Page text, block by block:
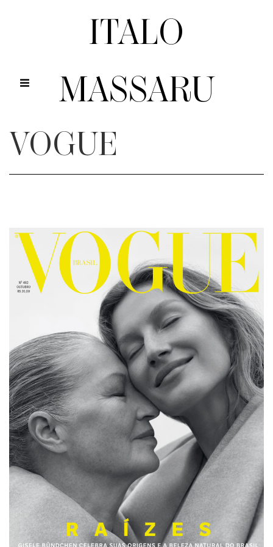
ITALO
MASSARU
VOGUE